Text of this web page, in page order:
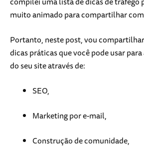
muito animado para compartilhar
Portanto, neste post, vou
dicas práticas que você pode usar
do seu site através de:
SEO,
Marketing por e-mail,
Construção de comunidade,